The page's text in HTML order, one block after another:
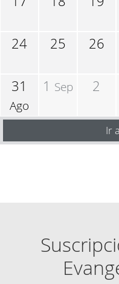
24 25 26
31
Ago
1 Sep 2
Ir